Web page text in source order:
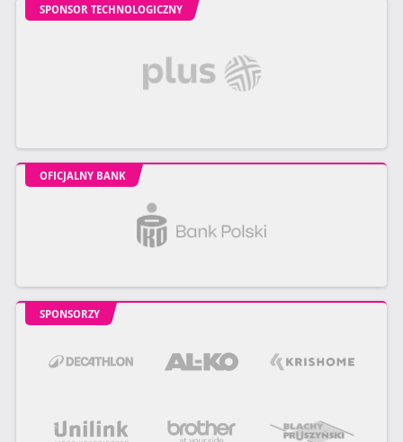
SPONSOR TECHNOLOGICZNY
OFICJALNY BANK
SPONSORZY